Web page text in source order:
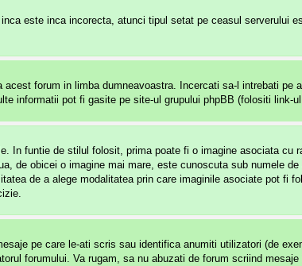
este inca incorecta, atunci tipul setat pe ceasul serverului
forum in limba dumneavoastra. Incercati sa-l intrebati
informatii pot fi gasite pe site-ul grupului phpBB (folositi link-
In funtie de stilul folosit, prima poate fi o imagine asociata cu
de obicei o imagine mai mare, este cunoscuta sub numele
de a alege modalitatea prin care imaginile asociate pot fi
pe care le-ati scris sau identifica anumiti utilizatori (de
forumului. Va rugam, sa nu abuzati de forum scriind